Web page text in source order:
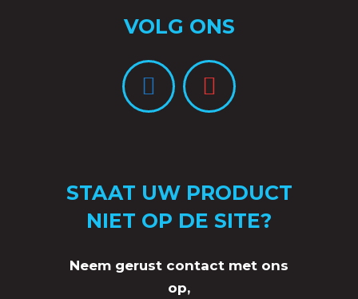
VOLG ONS
STAAT UW PRODUCT
NIET OP DE SITE?
Neem gerust contact met ons
op,